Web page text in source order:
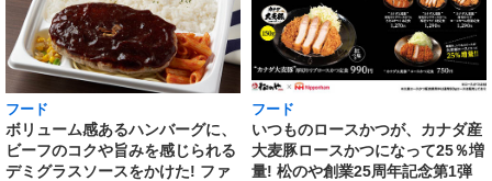
フード
ボリューム感あるハンバーグに、
ビーフのコクや旨みを感じられる
デミグラスソースをかけた! ファ
フード
いつものロースかつが、カナダ産
大麦豚ロースかつになって25％増
量! 松のや創業25周年記念第1弾